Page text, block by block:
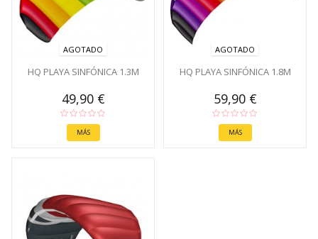
AGOTADO
HQ PLAYA SINFÓNICA 1.3M
49,90 €
MÁS
AGOTADO
HQ PLAYA SINFÓNICA 1.8M
59,90 €
MÁS